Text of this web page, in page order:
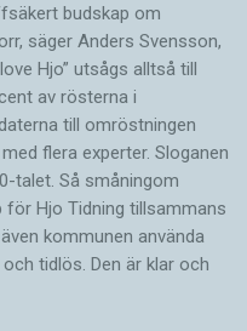
budskap om
säger Anders Svensson,
Hjo” utsågs alltså till
av rösterna i
till omröstningen
flera experter. Sloganen
talet. Så småningom
Hjo Tidning tillsammans
kommunen använda
tidlös. Den är klar och